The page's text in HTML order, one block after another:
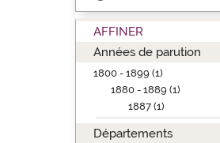
AFFINER
Années de parution
1800 - 1899 (1)
1880 - 1889 (1)
1887 (1)
Départements